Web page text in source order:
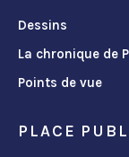
Dessins
La chronique de
Points de vue
PLACE